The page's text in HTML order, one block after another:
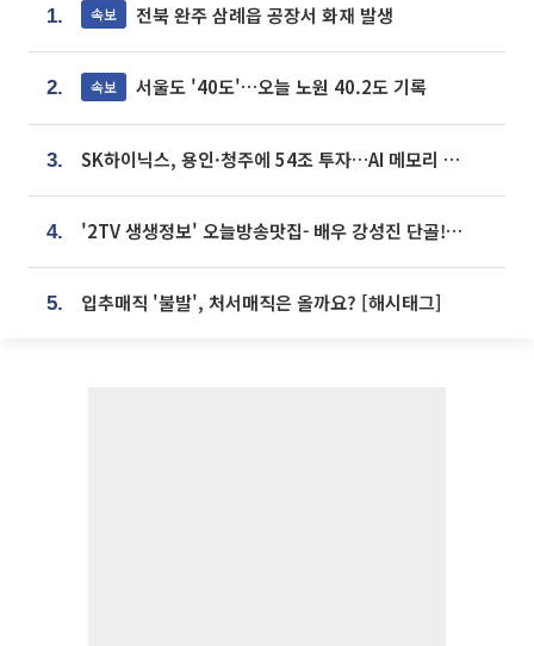
1. 속보 전북 완주 삼례읍 공장서 화재 발생
2. 속보 서울도 '40도'…오늘 노원 40.2도 기록
3. SK하이닉스, 용인·청주에 54조 투자…AI 메모리 생산기지 키운다
4. '2TV 생생정보' 오늘방송맛집- 배우 강성진 단골! 쌀국수ㆍ푸팟퐁 커리 맛집 '블○○○'
5. 입추매직 '불발', 처서매직은 올까요? [해시태그]